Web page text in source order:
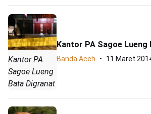
Kantor PA
Sagoe Lueng
Bata Digranat
Kantor PA Sagoe Lueng
Banda Aceh 11 Maret